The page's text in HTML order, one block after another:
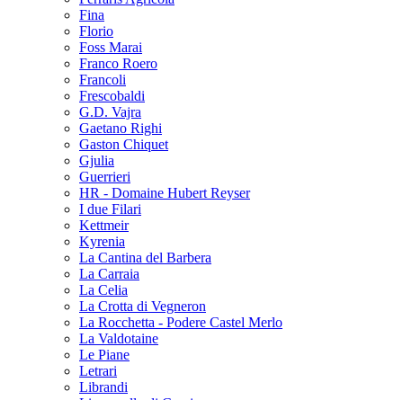
Fina
Florio
Foss Marai
Franco Roero
Francoli
Frescobaldi
G.D. Vajra
Gaetano Righi
Gaston Chiquet
Gjulia
Guerrieri
HR - Domaine Hubert Reyser
I due Filari
Kettmeir
Kyrenia
La Cantina del Barbera
La Carraia
La Celia
La Crotta di Vegneron
La Rocchetta - Podere Castel Merlo
La Valdotaine
Le Piane
Letrari
Librandi